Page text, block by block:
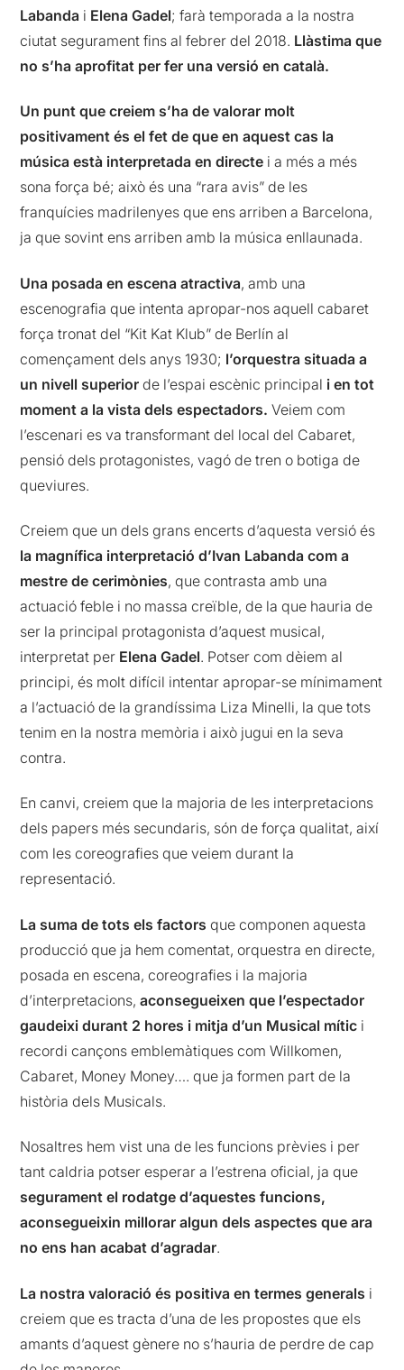
Labanda i Elena Gadel; farà temporada a la nostra
ciutat segurament fins al febrer del 2018. Llàstima que
no s’ha aprofitat per fer una versió en català.
Un punt que creiem s’ha de valorar molt
positivament és el fet de que en aquest cas la
música està interpretada en directe i a més a més
sona força bé; això és una “rara avis” de les
franquícies madrilenyes que ens arriben a Barcelona,
ja que sovint ens arriben amb la música enllaunada.
Una posada en escena atractiva, amb una
escenografia que intenta apropar-nos aquell cabaret
força tronat del “Kit Kat Klub” de Berlín al
començament dels anys 1930; l’orquestra situada a
un nivell superior de l’espai escènic principal i en tot
moment a la vista dels espectadors. Veiem com
l’escenari es va transformant del local del Cabaret,
pensió dels protagonistes, vagó de tren o botiga de
queviures.
Creiem que un dels grans encerts d’aquesta versió és
la magnífica interpretació d’Ivan Labanda com a
mestre de cerimònies, que contrasta amb una
actuació feble i no massa creïble, de la que hauria de
ser la principal protagonista d’aquest musical,
interpretat per Elena Gadel. Potser com dèiem al
principi, és molt difícil intentar apropar-se mínimament
a l’actuació de la grandíssima Liza Minelli, la que tots
tenim en la nostra memòria i això jugui en la seva
contra.
En canvi, creiem que la majoria de les interpretacions
dels papers més secundaris, són de força qualitat, així
com les coreografies que veiem durant la
representació.
La suma de tots els factors que componen aquesta
producció que ja hem comentat, orquestra en directe,
posada en escena, coreografies i la majoria
d’interpretacions,aconsegueixen que l’espectador
gaudeixi durant 2 hores i mitja d’un Musical mític i
recordi cançons emblemàtiques com Willkomen,
Cabaret, Money Money…. que ja formen part de la
història dels Musicals.
Nosaltres hem vist una de les funcions prèvies i per
tant caldria potser esperar a l’estrena oficial, ja que
segurament el rodatge d’aquestes funcions,
aconsegueixin millorar algun dels aspectes que ara
no ens han acabat d’agradar.
La nostra valoració és positiva en termes generals i
creiem que es tracta d’una de les propostes que els
amants d’aquest gènere no s’hauria de perdre de cap